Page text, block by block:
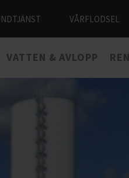
VÅRFLODSEL
VATTEN & AVLOPP